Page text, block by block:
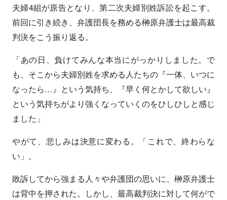
夫婦4組が原告となり、第二次夫婦別姓訴訟を起こす。
前回に引き続き、弁護団長を務める榊原弁護士は最高裁
判決をこう振り返る。
「あの日、負けてみんな本当にがっかりしました。で
も、そこから夫婦別姓を求める人たちの『一体、いつに
なったら…』という気持ち、『早く何とかして欲しい』
という気持ちがより強くなっていくのをひしひしと感じ
ました」
やがて、悲しみは決意に変わる。「これで、終わらな
い」。
敗訴してから強まる人々や弁護団の思いに、榊原弁護士
は背中を押された。しかし、最高裁判決に対して何がで